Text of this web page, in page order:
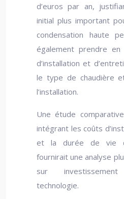
d’euros par an,
initial plus important
condensation haute
également prendre
d’installation et
le type de chaudière
l’installation.
Une étude
intégrant les coûts
et la durée de vie
fournirait une analyse
sur
technologie.